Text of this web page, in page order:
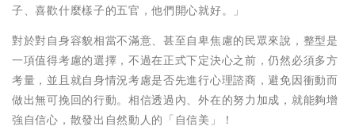
子、喜歡什麼樣子的五官，他們開心就好。」
對於對自身容貌相當不滿意、甚至自卑焦慮的民眾來說，整型是
一項值得考慮的選擇，不過在正式下定決心之前，仍然必須多方
考量，並且就自身情況考慮是否先進行心理諮商，避免因衝動而
做出無可挽回的行動。相信透過內、外在的努力加成，就能夠增
強自信心，散發出自然動人的「自信美」！